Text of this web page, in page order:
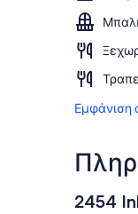
Εμφάνιση
2454